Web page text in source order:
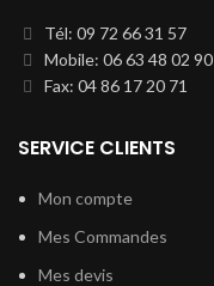
Tél: 09 72 66 31 57
Mobile: 06 63 48 02 90
Fax: 04 86 17 20 71
SERVICE CLIENTS
Mon compte
Mes Commandes
Mes devis